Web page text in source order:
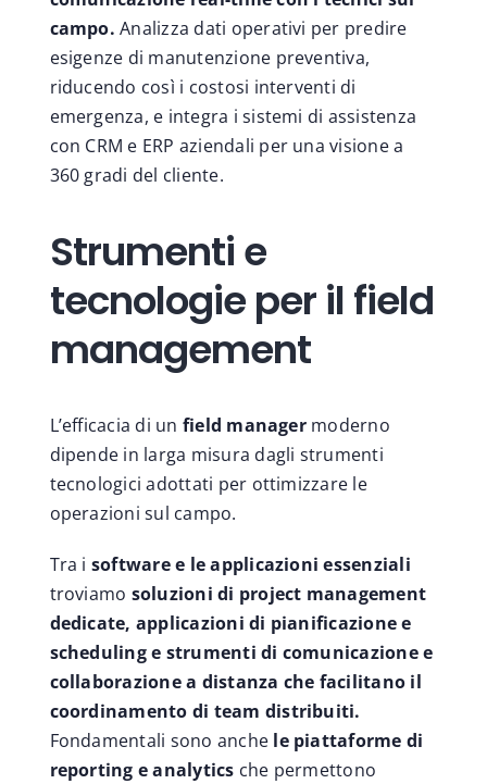
campo. Analizza dati operativi per predire
esigenze di manutenzione preventiva,
riducendo così i costosi interventi di
emergenza, e integra i sistemi di assistenza
con CRM e ERP aziendali per una visione a
360 gradi del cliente.
Strumenti e
tecnologie per il field
management
L’efficacia di un field managermoderno
dipende in larga misura dagli strumenti
tecnologici adottati per ottimizzare le
operazioni sul campo.
Tra i software e le applicazioni essenziali
troviamo soluzioni di project management
dedicate, applicazioni di pianificazione e
scheduling e strumenti di comunicazione e
collaborazione a distanza che facilitano il
coordinamento di team distribuiti.
Fondamentali sono anche le piattaforme di
reporting e analytics che permettono